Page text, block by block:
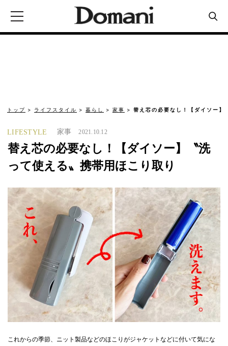
トップ ライフスタイル 暮らし 家事 替え芯の必要なし！【ダイソー
LIFESTYLE 家事 2021.10.12
替え芯の必要なし！【ダイソー】〝洗
って使える〟携帯用ほこり取り
これからの季節、ニット製品などのほこりがジャケットなどに付いて気にな